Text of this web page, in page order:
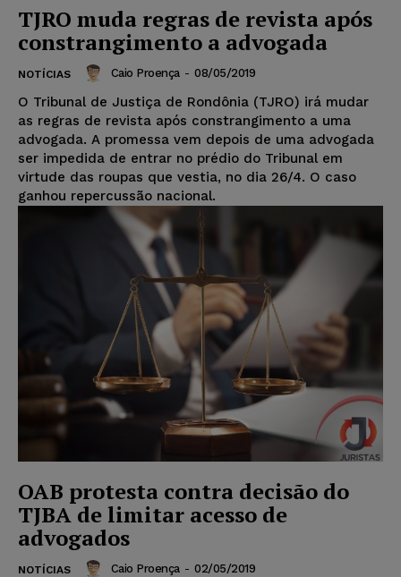
TJRO muda regras de revista após
constrangimento a advogada
NOTÍCIAS Caio Proença - 08/05/2019
O Tribunal de Justiça de Rondônia (TJRO) irá mudar
as regras de revista após constrangimento a uma
advogada. A promessa vem depois de uma advogada
ser impedida de entrar no prédio do Tribunal em
virtude das roupas que vestia, no dia 26/4. O caso
ganhou repercussão nacional.
OAB protesta contra decisão do
TJBA de limitar acesso de
advogados
NOTÍCIAS Caio Proença - 02/05/2019